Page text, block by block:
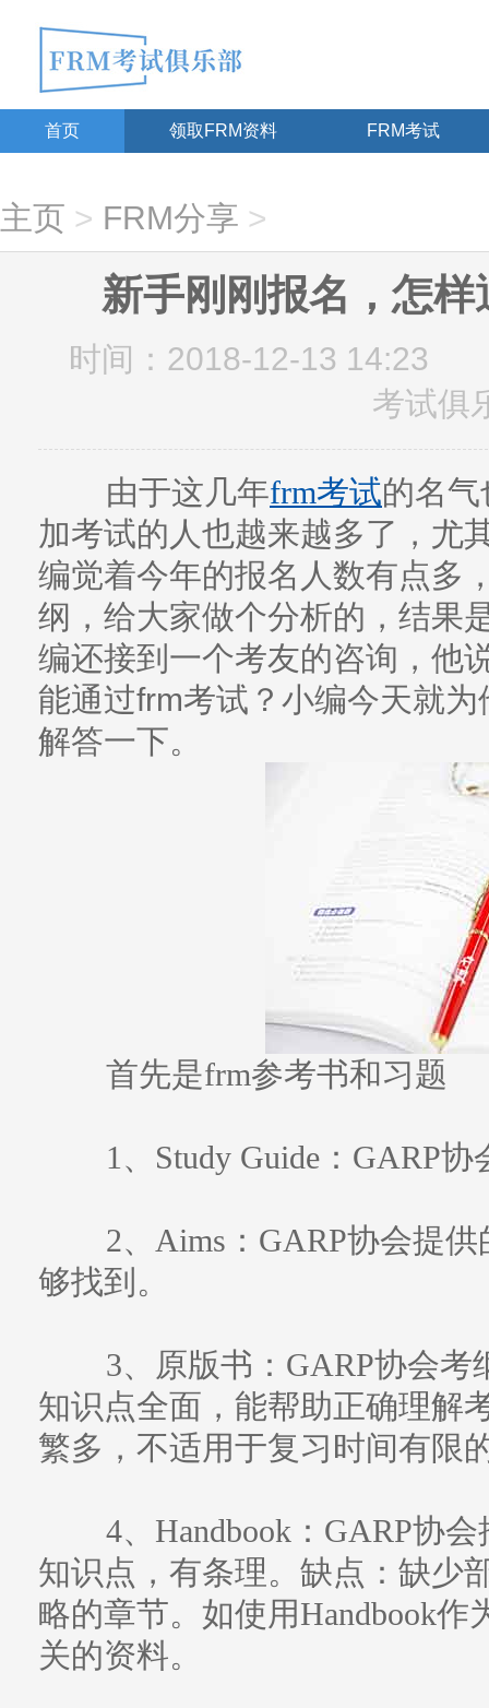
首页 领取FRM资料 FRM考试
主页 > FRM分享 >
新手刚刚报名，怎
时间：2018-12-13 14:23
考试俱
由于这几年frm考试的名
加考试的人也越来越多了，尤
编觉着今年的报名人数有点多
纲，给大家做个分析的，结果
编还接到一个考友的咨询，他
能通过frm考试？小编今天就
解答一下。
首先是frm参考书和习题
1、Study Guide：GARP
2、Aims：GARP协会提供
够找到。
3、原版书：GARP协会考
知识点全面，能帮助正确理解
繁多，不适用于复习时间有限
4、Handbook：GARP协
知识点，有条理。缺点：缺少
略的章节。如使用Handbook
关的资料。